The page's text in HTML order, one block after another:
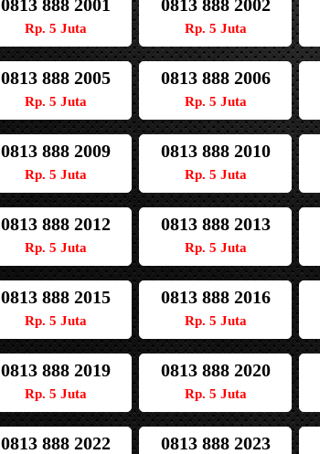
0813 888 2001
Rp. 5 Juta
0813 888 2002
Rp. 5 Juta
0813 888 2005
Rp. 5 Juta
0813 888 2006
Rp. 5 Juta
0813 888 2009
Rp. 5 Juta
0813 888 2010
Rp. 5 Juta
0813 888 2012
Rp. 5 Juta
0813 888 2013
Rp. 5 Juta
0813 888 2015
Rp. 5 Juta
0813 888 2016
Rp. 5 Juta
0813 888 2019
Rp. 5 Juta
0813 888 2020
Rp. 5 Juta
0813 888 2022 0813 888 2023